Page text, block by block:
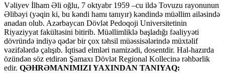
Vəliyev İlham Əli oğlu, 7 oktyabr 1959 –cu ildə Tovuzu rayonunun
Əlibəyi (yəqin ki, bu kəndi hamı tanıyır) kəndində müəllim ailəsində
anadan olub. Azərbaycan Dövlət Pedoqoji Universitetinin
Riyaziyyat fakültəsini bitirib. Müəllimliklə başladığı fəaliyyəti
dövründə indiyə qədər bir çox təhsil müəssisələrində müxtəlif
vəzifələrdə çalışıb. İqtisad elmləri namizədi, dosentdir. Hal-hazırda
özündən söz etdirən Şamaxı Dövlət Regional Kollecinə rəhbərlik
edir. QƏHRƏMANIMIZI YAXINDAN TANIYAQ: